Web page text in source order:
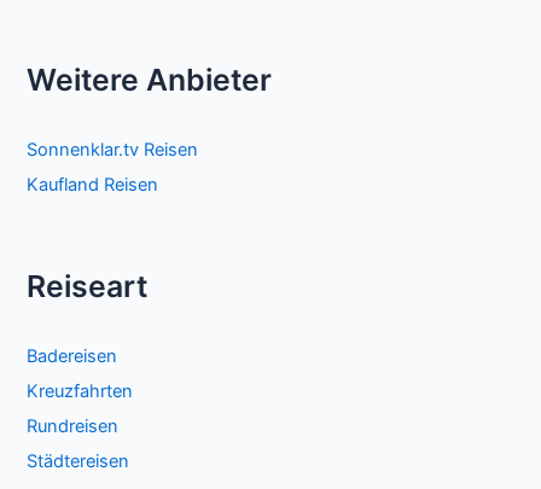
Weitere Anbieter
Sonnenklar.tv Reisen
Kaufland Reisen
Reiseart
Badereisen
Kreuzfahrten
Rundreisen
Städtereisen